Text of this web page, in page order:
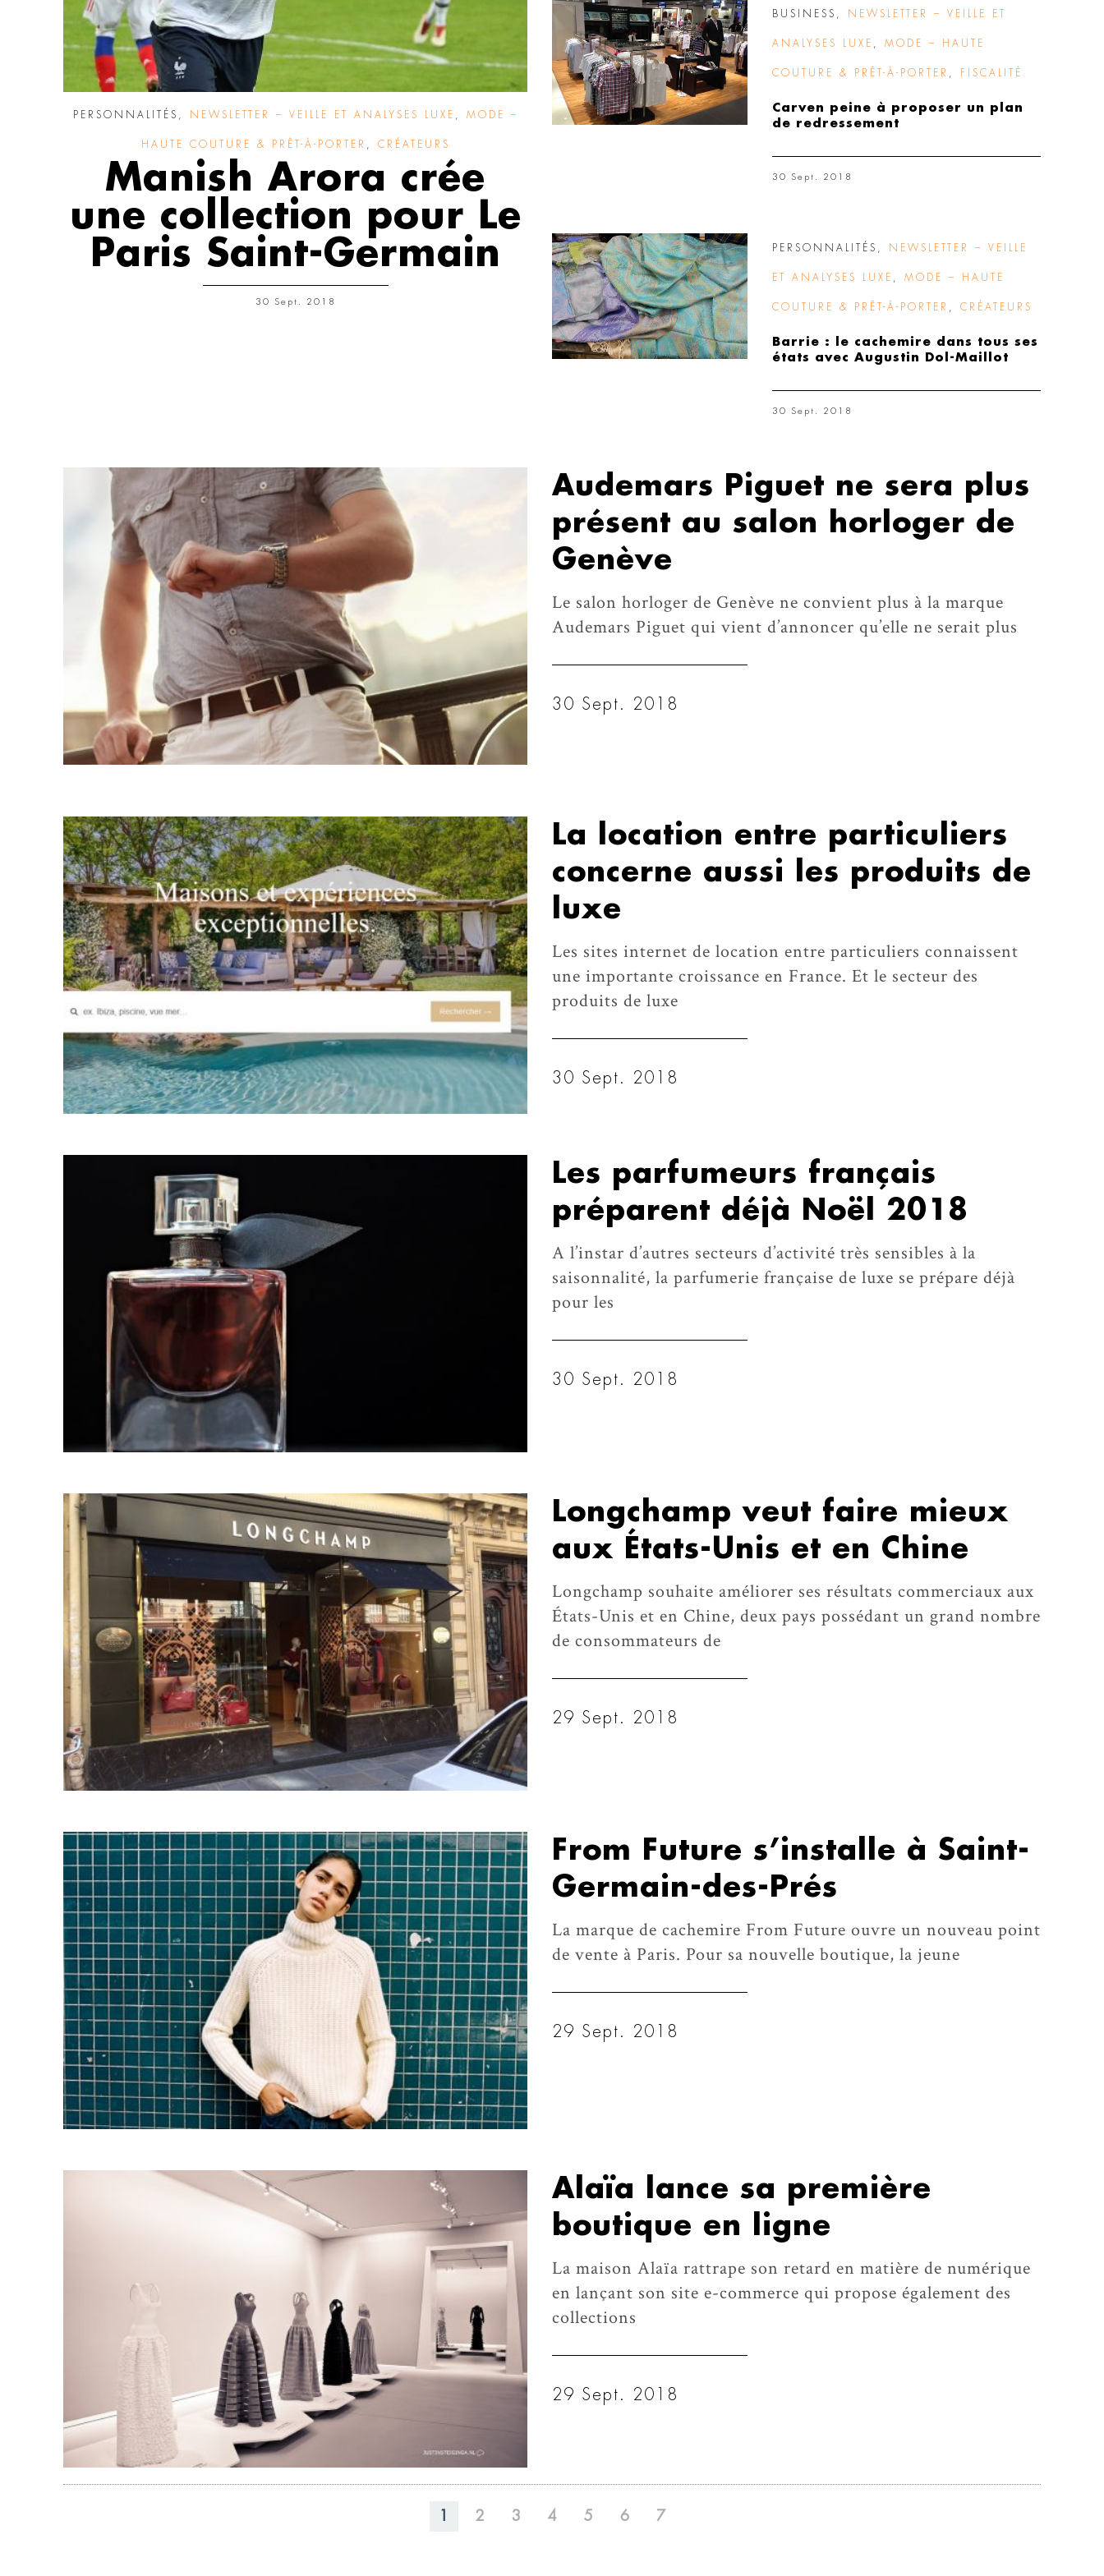
PERSONNALITÉS NEWSLETTER – VEILLE ET ANALYSES LUXE MODE –
HAUTE COUTURE & PRÊT-À-PORTER CRÉATEURS
Manish Arora crée
une collection pour Le
Paris Saint-Germain
30 Sept. 2018
BUSINESS NEWSLETTER – VEILLE ET
ANALYSES LUXE MODE – HAUTE
COUTURE & PRÊT-À-PORTER FISCALITÉ
Carven peine à proposer un plan
de redressement
30 Sept. 2018
PERSONNALITÉS NEWSLETTER – VEILLE
ET ANALYSES LUXE MODE – HAUTE
COUTURE & PRÊT-À-PORTER CRÉATEURS
Barrie : le cachemire dans tous ses
états avec Augustin Dol-Maillot
30 Sept. 2018
Audemars Piguet ne sera plus
présent au salon horloger de
Genève
Le salon horloger de Genève ne convient plus à la marque
Audemars Piguet qui vient d’annoncer qu’elle ne serait plus
30 Sept. 2018
La location entre particuliers
concerne aussi les produits de
luxe
Les sites internet de location entre particuliers connaissent
une importante croissance en France. Et le secteur des
produits de luxe
30 Sept. 2018
Les parfumeurs français
préparent déjà Noël 2018
A l’instar d’autres secteurs d’activité très sensibles à la
saisonnalité, la parfumerie française de luxe se prépare déjà
pour les
30 Sept. 2018
Longchamp veut faire mieux
aux États-Unis et en Chine
Longchamp souhaite améliorer ses résultats commerciaux aux
États-Unis et en Chine, deux pays possédant un grand nombre
de consommateurs de
29 Sept. 2018
From Future s’installe à Saint-
Germain-des-Prés
La marque de cachemire From Future ouvre un nouveau point
de vente à Paris. Pour sa nouvelle boutique, la jeune
29 Sept. 2018
Alaïa lance sa première
boutique en ligne
La maison Alaïa rattrape son retard en matière de numérique
en lançant son site e-commerce qui propose également des
collections
29 Sept. 2018
1 2 3 4 5 6 7